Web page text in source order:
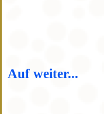
Auf weiter...